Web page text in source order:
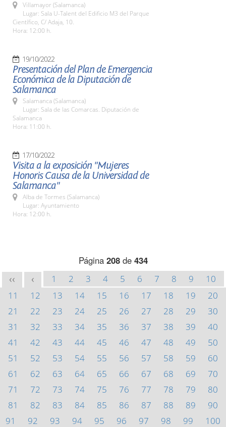
Villamayor (Salamanca)
Lugar: Sala U-Talent del Edificio M3 del Parque
Científico, C/ Adaja, 10.
Hora: 12:00 h.
19/10/2022
Presentación del Plan de Emergencia
Económica de la Diputación de
Salamanca
Salamanca (Salamanca)
Lugar: Sala de las Comarcas. Diputación de
Salamanca
Hora: 11:00 h.
17/10/2022
Visita a la exposición "Mujeres
Honoris Causa de la Universidad de
Salamanca"
Alba de Tormes (Salamanca)
Lugar: Ayuntamiento
Hora: 12:00 h.
Página 208de 434
<< < 1 2 3 4 5 6 7 8 9
10
11
12 13 14 15 16 17 18 19
20
21
22 23 24 25 26 27 28 29
30
31
32 33 34 35 36 37 38 39
40
41
42 43 44 45 46 47 48 49
50
51
52 53 54 55 56 57 58 59
60
61
62 63 64 65 66 67 68 69
70
71
72 73 74 75 76 77 78 79
80
81
82 83 84 85 86 87 88 89
90
91
92 93 94 95 96 97 98 99
100